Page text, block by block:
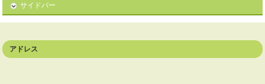
サイドバー
アドレス